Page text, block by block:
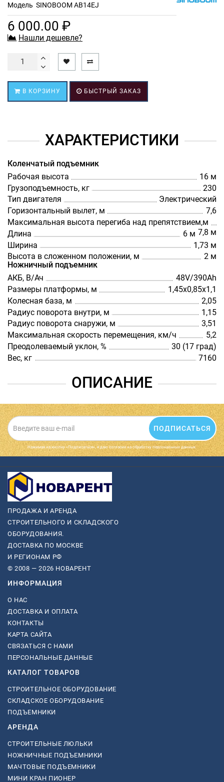
Модель SINOBOOM AB14EJ
6 000.00 ₽
Нашли дешевле?
В КОРЗИНУ БЫСТРЫЙ ЗАКАЗ
ХАРАКТЕРИСТИКИ
Коленчатый подъемник
Рабочая высота
16 м
Грузоподъемность, кг
230
Тип двигателя
Электрический
Горизонтальный вылет, м
7,6
Максимальная высота перегиба над препятствием,м
7,8 м
Длина
6 м
Ширина
1,73 м
Высота в сложенном положении, м
2 м
Ножничный подъемник
АКБ, В/Ач
48V/390Ah
Размеры платформы, м
1,45х0,85х1,1
Колесная база, м
2,05
Радиус поворота внутри, м
1,15
Радиус поворота снаружи, м
3,51
Максимальная скорость перемещения, км/ч
5,2
Преодолеваемый уклон, %
30 (17 град)
Вес, кг
7160
ОПИСАНИЕ
ПОДПИСАТЬСЯ
Нажимая на кнопку «Подписаться», я даю cогласие на обработку персональных данных.
ПРОДАЖА И АРЕНДА
СТРОИТЕЛЬНОГО И СКЛАДСКОГО
ОБОРУДОВАНИЯ.
ДОСТАВКА ПО МОСКВЕ
И РЕГИОНАМ РФ
© 2008 — 2026 НОВАРЕНТ
ИНФОРМАЦИЯ
О НАС
ДОСТАВКА И ОПЛАТА
КОНТАКТЫ
КАРТА САЙТА
СВЯЗАТЬСЯ С НАМИ
ПЕРСОНАЛЬНЫЕ ДАННЫЕ
КАТАЛОГ ТОВАРОВ
СТРОИТЕЛЬНОЕ ОБОРУДОВАНИЕ
СКЛАДСКОЕ ОБОРУДОВАНИЕ
ПОДЪЕМНИКИ
АРЕНДА
СТРОИТЕЛЬНЫЕ ЛЮЛЬКИ
НОЖНИЧНЫЕ ПОДЪЕМНИКИ
МАЧТОВЫЕ ПОДЪЕМНИКИ
МИНИ КРАН ПИОНЕР